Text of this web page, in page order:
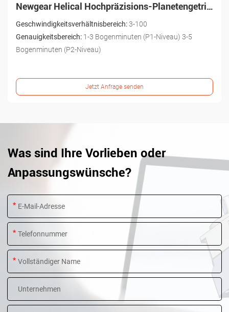
Newgear Nema 23 Planetengetriebe PW mit hoher Drehmomentpräzision
Geschwindigkeitsverhältnisbereich:3-100
Genauigkeitsbereich: 1-3 Bogenminuten (P1-Niveau) 3-5
Bogenminuten (P2-Niveau)
Jetzt Anfrage senden
Was sind Ihre Vorlieben oder
Anpassungswünsche?
*
*
*